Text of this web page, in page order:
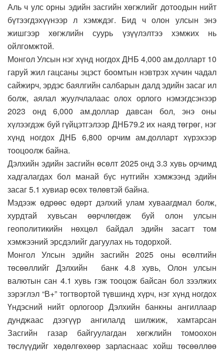
Аль ч улс орны эдийн засгийн хөгжлийг дотоодын нийт
бүтээгдэхүүнээр л хэмждэг. Бид ч олон улсын энэ
жишгээр хөгжлийн суурь үзүүлэлтээ хэмжих нь
ойлгомжтой.
Монгол Улсын нэг хүнд ногдох ДНБ 4,000 ам.долларт 10
гаруй жил гацсаны эцэст боомтын нэвтрэх хүчин чадал
сайжирч, эрдэс баялгийн салбарын далд эдийн засаг ил
болж, аялал жуулчлалаас олох орлого нэмэгдсэнээр
2023 онд 6,000 ам.доллар давсан бол, энэ оны
хүлээгдэж буй гүйцэтгэлээр ДНБ79.2 их наяд төгрөг, нэг
хүнд ногдох ДНБ 6,800 орчим ам.долларт хүрэхээр
тооцоолж байна.
Дэлхийн эдийн засгийн өсөлт 2025 онд 3.3 хувь орчимд
хадгалагдах бол манай бүс нутгийн хэмжээнд эдийн
засаг 5.1 хувиар өсөх төлөвтэй байна.
Мэдээж өдрөөс өдөрт дэлхий улам хуваагдмал болж,
хурдтай хувьсан өөрчлөгдөж буй олон улсын
геополитикийн нөхцөл байдал эдийн засагт том
хэмжээний эрсдэлийг дагуулах нь тодорхой.
Монгол Улсын эдийн засгийн 2025 оны өсөлтийн
төсөөллийг Дэлхийн банк 4.8 хувь, Олон улсын
валютын сан 4.1 хувь гэж тооцож байсан бол зээлжих
зэрэглэл “В+” тогтвортой түвшинд хүрч, нэг хүнд ногдох
Үндэсний нийт орлогоор Дэлхийн банкны ангиллаар
дунджаас дээгүүр ангилалд шилжиж, хамтарсан
Засгийн газар байгуулагдан хөгжлийн томоохон
төслүүдийг хөдөлгөхөөр зарласнаас хойш төсөөллөө